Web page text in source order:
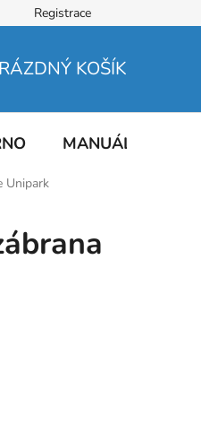
Registrace
KOŠÍK
MANUÁLY
Unipark